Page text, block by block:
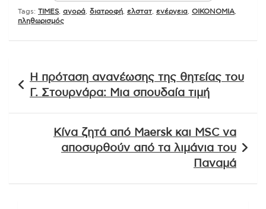
Tags: TIMES αγορά διατροφή ελστατ ενέργεια ΟΙΚΟΝΟΜΙΑ
πληθωρισμός
άρθρων
Η πρόταση ανανέωσης της θητείας του
Γ. Στουρνάρα: Μια σπουδαία τιμή
Κίνα ζητά από Maersk και MSC να
αποσυρθούν από τα λιμάνια του
Παναμά